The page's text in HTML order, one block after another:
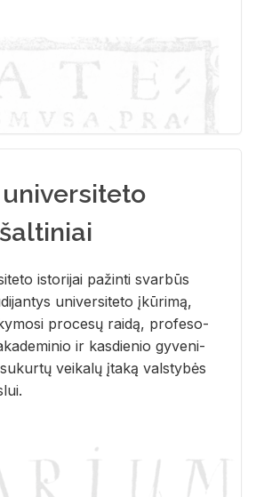
is­to­ri­jai pa­žin­ti svar­būs
uni­ver­si­te­to įkū­ri­mą,
pro­ce­sų rai­dą, pro­fe­so­
ir kas­die­nio gy­ve­ni­
vei­ka­lų įta­ką vals­ty­bės